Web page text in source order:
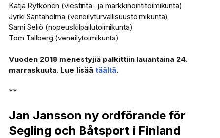
Katja Rytkönen (viestintä- ja markkinointitoimikunta)
Jyrki Santaholma (veneilyturvallisuustoimikunta)
Sami Seliö (nopeuskilpailutoimikunta)
Tom Tallberg (veneilytoimikunta)
Vuoden 2018 menestyjiä palkittiin lauantaina 24.
marraskuuta. Lue lisää täältä.
**
Jan Jansson ny ordförande för
Segling och Båtsport i Finland